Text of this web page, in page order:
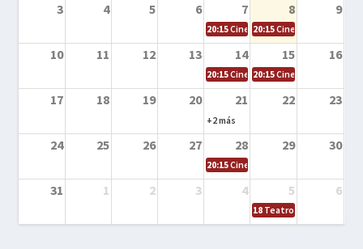
3 4 5 6 7 8 9
20:15Cine en la calle – El niño y la
20:15Cine en la calle –
10 11 12 13 14 15 16
20:15Cine en la calle – Tortugas
20:15Cine en la calle –
17 18 19 20 21 22 23
+2 más
24 25 26 27 28 29 30
20:15Cine en el calle – Tintín y el
31 1 2 3 4 5 6
18 Teatro – Tres